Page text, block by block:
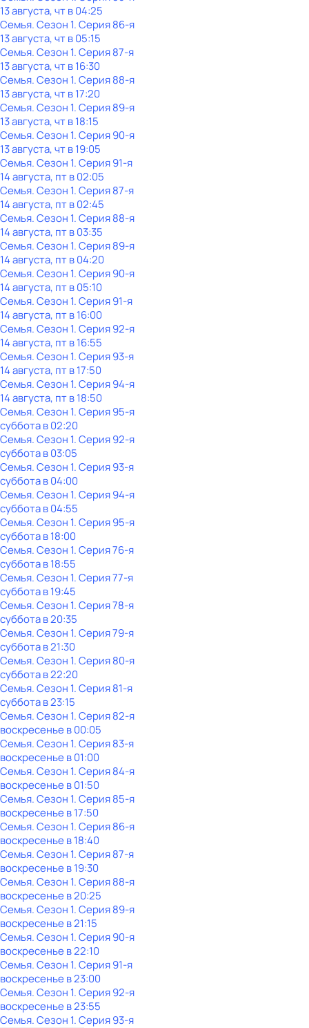
13 августа, чт в 04:25
Семья. Сезон 1. Серия 86-я
13 августа, чт в 05:15
Семья. Сезон 1. Серия 87-я
13 августа, чт в 16:30
Семья. Сезон 1. Серия 88-я
13 августа, чт в 17:20
Семья. Сезон 1. Серия 89-я
13 августа, чт в 18:15
Семья. Сезон 1. Серия 90-я
13 августа, чт в 19:05
Семья. Сезон 1. Серия 91-я
14 августа, пт в 02:05
Семья. Сезон 1. Серия 87-я
14 августа, пт в 02:45
Семья. Сезон 1. Серия 88-я
14 августа, пт в 03:35
Семья. Сезон 1. Серия 89-я
14 августа, пт в 04:20
Семья. Сезон 1. Серия 90-я
14 августа, пт в 05:10
Семья. Сезон 1. Серия 91-я
14 августа, пт в 16:00
Семья. Сезон 1. Серия 92-я
14 августа, пт в 16:55
Семья. Сезон 1. Серия 93-я
14 августа, пт в 17:50
Семья. Сезон 1. Серия 94-я
14 августа, пт в 18:50
Семья. Сезон 1. Серия 95-я
субботав02:20
Семья. Сезон 1. Серия 92-я
субботав03:05
Семья. Сезон 1. Серия 93-я
субботав04:00
Семья. Сезон 1. Серия 94-я
субботав04:55
Семья. Сезон 1. Серия 95-я
субботав18:00
Семья. Сезон 1. Серия 76-я
субботав18:55
Семья. Сезон 1. Серия 77-я
субботав19:45
Семья. Сезон 1. Серия 78-я
субботав20:35
Семья. Сезон 1. Серия 79-я
субботав21:30
Семья. Сезон 1. Серия 80-я
субботав22:20
Семья. Сезон 1. Серия 81-я
субботав23:15
Семья. Сезон 1. Серия 82-я
воскресенье в00:05
Семья. Сезон 1. Серия 83-я
воскресенье в01:00
Семья. Сезон 1. Серия 84-я
воскресенье в01:50
Семья. Сезон 1. Серия 85-я
воскресенье в17:50
Семья. Сезон 1. Серия 86-я
воскресенье в18:40
Семья. Сезон 1. Серия 87-я
воскресенье в19:30
Семья. Сезон 1. Серия 88-я
воскресенье в20:25
Семья. Сезон 1. Серия 89-я
воскресенье в21:15
Семья. Сезон 1. Серия 90-я
воскресенье в22:10
Семья. Сезон 1. Серия 91-я
воскресенье в23:00
Семья. Сезон 1. Серия 92-я
воскресенье в23:55
Семья. Сезон 1. Серия 93-я